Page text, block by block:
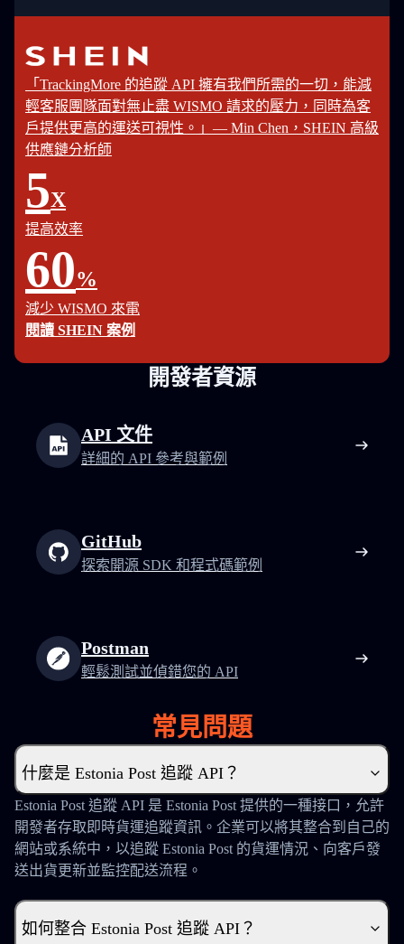
「TrackingMore 的追蹤 API 擁有我們所需的一切，能減
輕客服團隊面對無止盡 WISMO 請求的壓力，同時為客
戶提供更高的運送可視性。」— Min Chen，SHEIN 高級
供應鏈分析師
5X
提高效率
60%
減少 WISMO 來電
閱讀 SHEIN 案例
開發者資源
API 文件
詳細的 API 參考與範例
GitHub
探索開源 SDK 和程式碼範例
Postman
輕鬆測試並偵錯您的 API
常見問題
什麼是 Estonia Post 追蹤 API？
Estonia Post 追蹤 API 是 Estonia Post 提供的一種接口，允許
開發者存取即時貨運追蹤資訊。企業可以將其整合到自己的
網站或系統中，以追蹤 Estonia Post 的貨運情況、向客戶發
送出貨更新並監控配送流程。
如何整合 Estonia Post 追蹤 API？